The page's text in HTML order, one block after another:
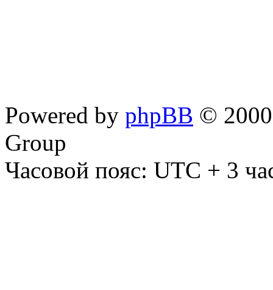
Powered by phpBB ©
Group
Часовой пояс: UTC + 3